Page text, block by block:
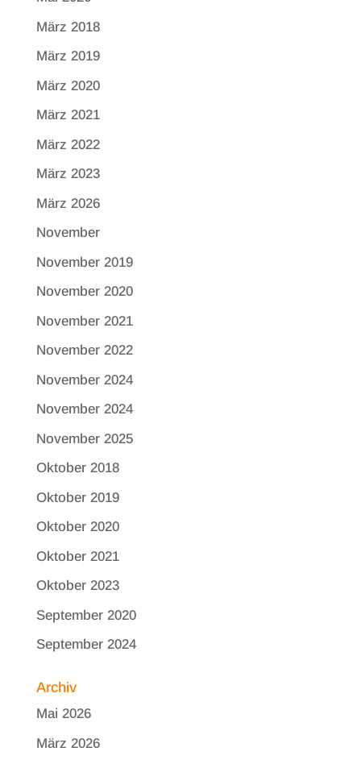
März 2018
März 2019
März 2020
März 2021
März 2022
März 2023
März 2026
November
November 2019
November 2020
November 2021
November 2022
November 2024
November 2024
November 2025
Oktober 2018
Oktober 2019
Oktober 2020
Oktober 2021
Oktober 2023
September 2020
September 2024
Archiv
Mai 2026
März 2026